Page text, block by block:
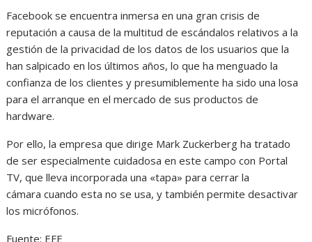
Facebook se encuentra inmersa en una gran crisis de
reputación a causa de la multitud de escándalos relativos a la
gestión de la privacidad de los datos de los usuarios que la
han salpicado en los últimos años, lo que ha menguado la
confianza de los clientes y presumiblemente ha sido una losa
para el arranque en el mercado de sus productos de
hardware.
Por ello, la empresa que dirige Mark Zuckerberg ha tratado
de ser especialmente cuidadosa en este campo con Portal
TV, que lleva incorporada una «tapa» para cerrar la
cámara cuando esta no se usa, y también permite desactivar
los micrófonos.
Fuente: EFE